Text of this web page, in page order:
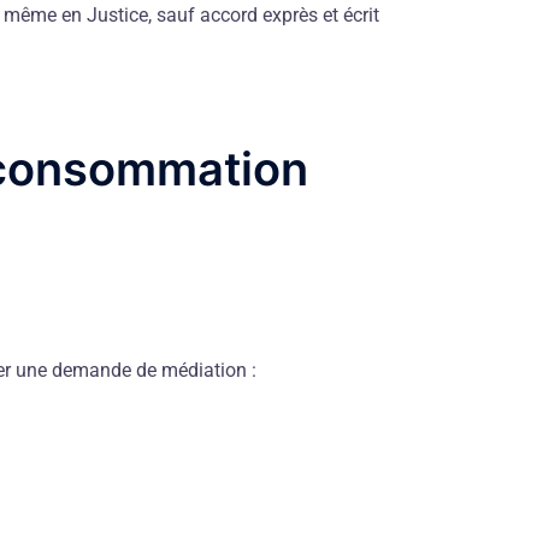
en Justice, sauf accord exprès et écrit
une demande de médiation :